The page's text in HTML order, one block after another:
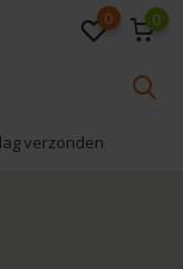
0 0
verzonden